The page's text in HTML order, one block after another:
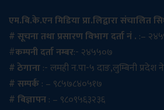
एम.बि.के.एन मिडिया प्रा.लिद्वारा संचालित
# सूचना तथा प्रसारण विभाग दर्ता नं . :–
#कम्पनी दर्ता नम्बर:- २४५५०७
# ठेगाना:- लमही न.पा-५ दाङ,लुम्बिनी प्रदेश
# सम्पर्क: – ९८५७८४०५१७
# बिज्ञापन: – ९८०९५६३२३६